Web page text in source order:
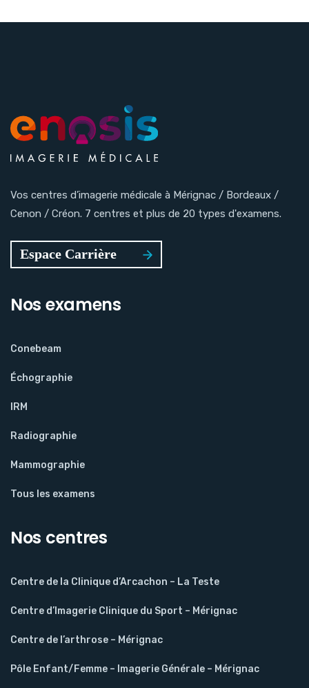
Vos centres d’imagerie médicale à Mérignac / Bordeaux /
Cenon / Créon. 7 centres et plus de 20 types d'examens.
Nos examens
Conebeam
Échographie
IRM
Radiographie
Mammographie
Tous les examens
Nos centres
Centre de la Clinique d’Arcachon – La Teste
Centre d’Imagerie Clinique du Sport – Mérignac
Centre de l’arthrose – Mérignac
Pôle Enfant/Femme – Imagerie Générale – Mérignac